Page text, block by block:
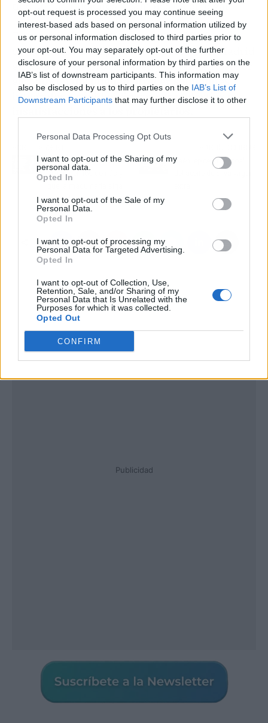
opt-out request is processed you may continue seeing
interest-based ads based on personal information utilized by
us or personal information disclosed to third parties prior to
your opt-out. You may separately opt-out of the further
disclosure of your personal information by third parties on the
IAB’s list of downstream participants. This information may
also be disclosed by us to third parties on the IAB’s List of
Downstream Participants that may further disclose it to other
Personal Data Processing Opt Outs
I want to opt-out of the Sharing of my
personal data.
Opted In
I want to opt-out of the Sale of my
Personal Data.
Opted In
I want to opt-out of processing my
Personal Data for Targeted Advertising.
Opted In
I want to opt-out of Collection, Use,
Retention, Sale, and/or Sharing of my
Personal Data that Is Unrelated with the
Purposes for which it was collected.
Opted Out
CONFIRM
tipo de sustituciones y cambios en el hogar.
Estos especialistas llevan más de 20 años
dedicándose a la apertura de puertas en Madrid
en todo tipo de propiedades y alojamientos. Por
ello,hoy en día pueden ofrecer soluciones
integrales y rápidas sin causar molestias o
Adrián Din recomienda
delegar en los demás y
rodando
Jaén, epicentro global
Publicidad